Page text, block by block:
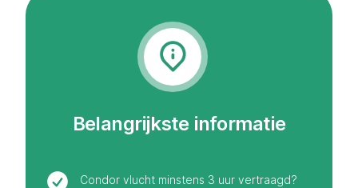
Belangrijkste informatie
Condor vlucht minstens 3 uur vertraagd?